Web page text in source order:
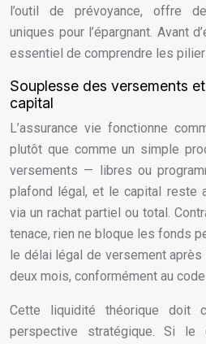
l’outil de prévoyance, offre
uniques pour l’épargnant. Avant
essentiel de comprendre les
Souplesse des versements
capital
L’assurance vie fonctionne
plutôt que comme un simple
versements — libres ou
plafond légal, et le capital reste
via un rachat partiel ou total.
tenace, rien ne bloque les fonds
le délai légal de versement
deux mois, conformément au
Cette liquidité théorique doit
perspective stratégique. Si le